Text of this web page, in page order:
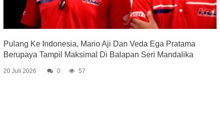
Pulang Ke Indonesia, Mario Aji Dan Veda Ega Pratama
Berupaya Tampil Maksimal Di Balapan Seri Mandalika
20 Juli 2026 0 57